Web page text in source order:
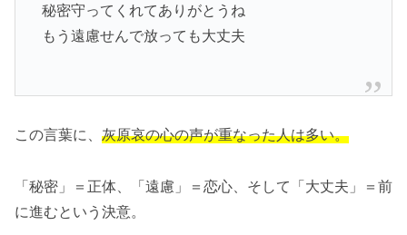
秘密守ってくれてありがとうね
もう遠慮せんで放っても大丈夫
この言葉に、 灰原哀の心の声が重なった人は多い。
「秘密」＝正体、「遠慮」＝恋心、そして「大丈夫」＝前
に進むという決意。